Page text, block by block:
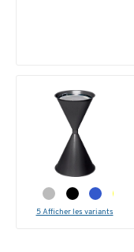
5 Afficher les variants